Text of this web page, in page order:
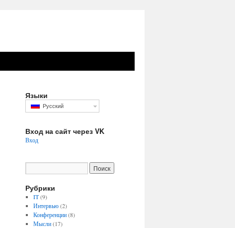
Языки
Русский
Вход на сайт через VK
Вход
Рубрики
IT(9)
Интервью(2)
Конференции(8)
Мысли(17)